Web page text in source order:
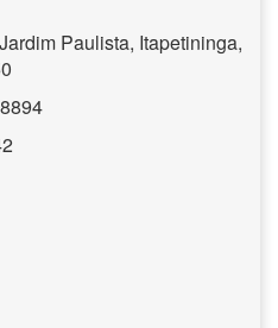
Paulista, Itapetininga,